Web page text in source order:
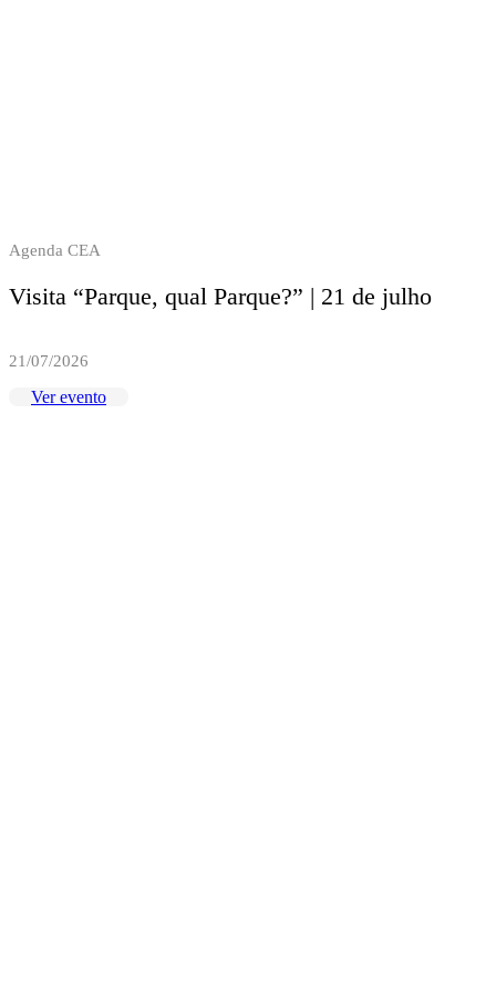
Agenda CEA
Visita “Parque, qual Parque?” | 21 de julho
21/07/2026
Ver evento